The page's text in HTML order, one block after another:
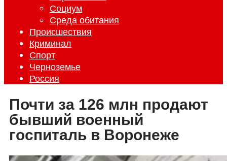
Социум
Среда обитания
Происшествия
Криминал
Спорт
Черноземье
Россия
Почти за 126 млн продают
бывший военный
госпиталь в Воронеже